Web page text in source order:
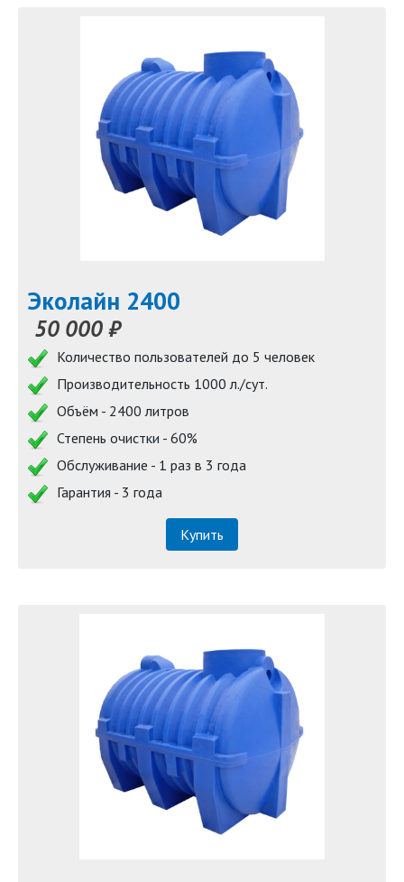
Эколайн 2400
50 000 ₽
Количество пользователей до 5 человек
Производительность 1000 л./сут.
Объём - 2400 литров
Степень очистки - 60%
Обслуживание - 1 раз в 3 года
Гарантия - 3 года
Купить